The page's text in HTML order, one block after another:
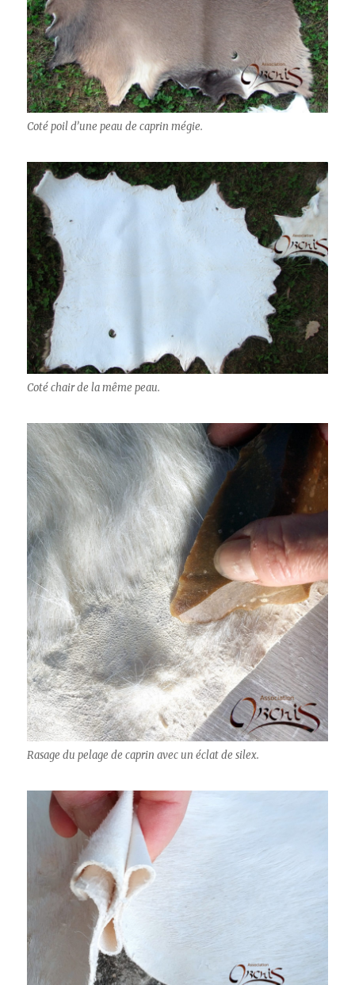
Coté poil d’une peau de caprin mégie.
Coté chair de la même peau.
Rasage du pelage de caprin avec un éclat de silex.